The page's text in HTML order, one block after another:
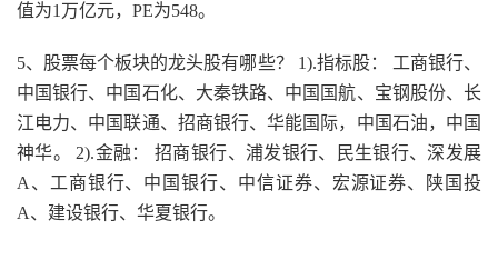
值为1万亿元，PE为548。
5、股票每个板块的龙头股有哪些？ 1).指标股： 工商银行、
中国银行、中国石化、大秦铁路、中国国航、宝钢股份、长
江电力、中国联通、招商银行、华能国际，中国石油，中国
神华。 2).金融： 招商银行、浦发银行、民生银行、深发展
A、工商银行、中国银行、中信证券、宏源证券、陕国投
A、建设银行、华夏银行。